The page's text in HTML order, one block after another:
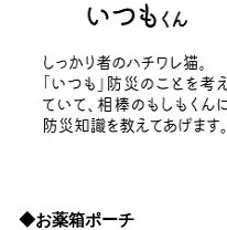
◆お薬箱ポーチ